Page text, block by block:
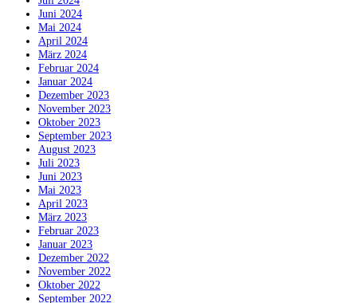
Juni 2024
Mai 2024
April 2024
März 2024
Februar 2024
Januar 2024
Dezember 2023
November 2023
Oktober 2023
September 2023
August 2023
Juli 2023
Juni 2023
Mai 2023
April 2023
März 2023
Februar 2023
Januar 2023
Dezember 2022
November 2022
Oktober 2022
September 2022